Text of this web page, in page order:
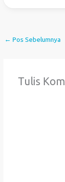
← Pos Sebelumnya
Tulis